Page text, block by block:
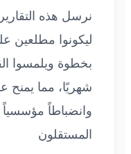
نرسل هذه التقارير
ليكونوا مطلعين
بخطوة ويلمسوا
شهريًا، مما يمنح
وانضباطاً مؤسسياً
المستقلون